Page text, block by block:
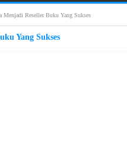
Menjadi Reseller Buku Yang Sukses
Yang Sukses